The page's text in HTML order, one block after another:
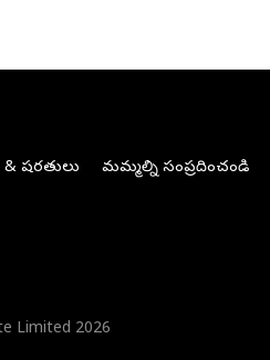
షరతులు మమ్మల్ని సంప్రదించండి
Limited 2026